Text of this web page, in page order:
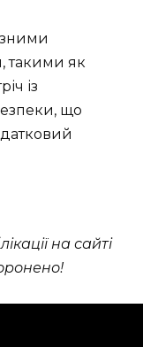
такими як
із
що
на сайті